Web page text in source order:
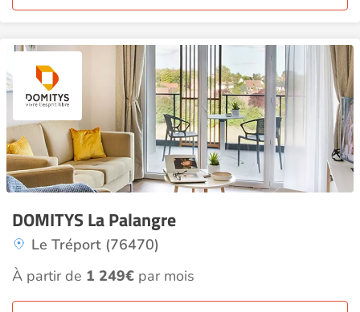
DOMITYS La Palangre
Le Tréport (76470)
À partir de 1 249€ par mois